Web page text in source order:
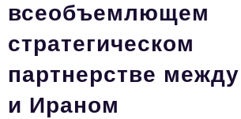
Персона номера
Инфраструктура развития
Технологии и тренды
Туризм
всеобъемлющем
стратегическом
партнерстве
и Ираном